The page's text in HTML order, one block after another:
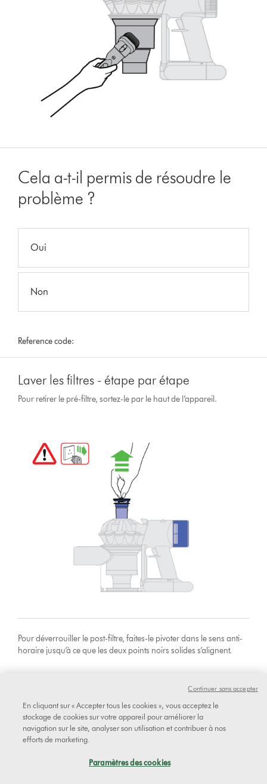
Cela a-t-il permis de résoudre le
problème ?
Oui
Non
Reference code:
Laver les filtres - étape par étape
Pour retirer le pré-filtre, sortez-le par le haut de l’appareil.
Pour déverrouiller le post-filtre, faites-le pivoter dans le sens anti-
horaire jusqu’à ce que les deux points noirs solides s’alignent.
En cliquant sur « Accepter tous les cookies », vous acceptez le
stockage de cookies sur votre appareil pour améliorer la
navigation sur le site, analyser son utilisation et contribuer à nos
efforts de marketing.
Paramètres des cookies
Continuer sans accepter